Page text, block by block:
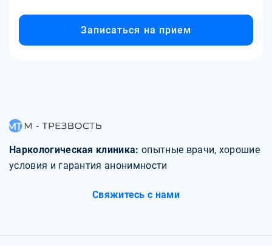
Записаться на прием
Наркологическая клиника: опытные врачи, хорошие
условия и гарантия анонимности
Свяжитесь с нами